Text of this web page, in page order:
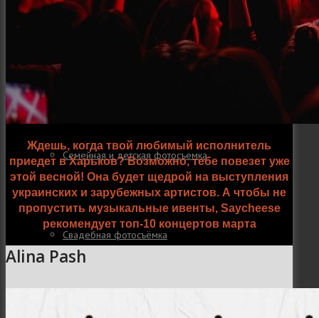
Семейная и детская фотосъемка
Свадебная фотосъёмка
Фоторедактор
Ждешь, когда твой любимый исполнитель
приедет в Харьков? Возможно, тебе повезет уже
этой весной! Она будет щедрой на выступления
украинских и зарубежных артистов. А чтобы не
пропустить музыкальные ивенты, Saycheese
рекомендует топ-10 концертов марта
Alina Pash